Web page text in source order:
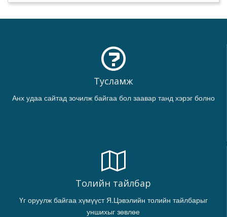
Тусламж
Анх удаа сайтад зочилж байгаа бол заавар танд хэрэг болно
Толийн тайлбар
Үг оруулж байгаа хүмүүст Я.Цэвэлийн толийн тайлбарыг
уншихыг зөвлөе